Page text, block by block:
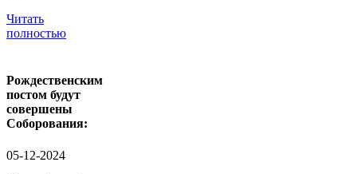
Читать
полностью
Рождественским
постом будут
совершены
Соборования:
05-12-2024